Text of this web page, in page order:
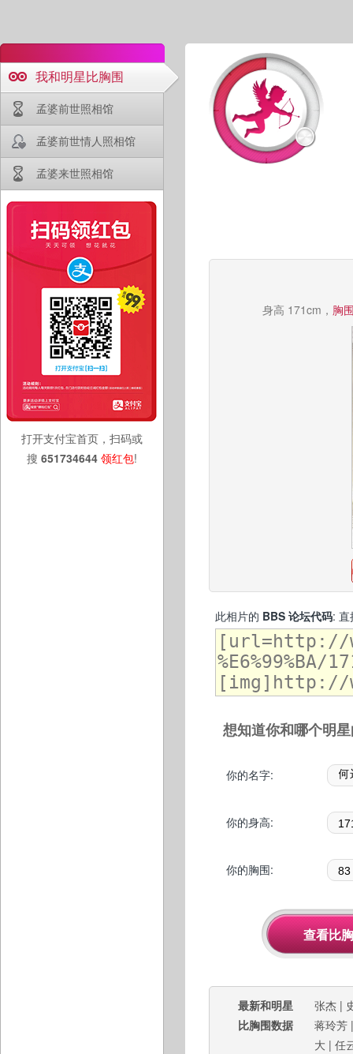
我和明星比胸围
孟婆前世照相馆
孟婆前世情人照相馆
孟婆来世照相馆
打开支付宝首页，扫码或
搜 651734644 领红包!
身高 171cm， 胸
此相片的 BBS 论坛代码: 直
想知道你和哪个明
你的名字:
你的身高:
你的胸围:
最新和明星
比胸围数据
张杰 |
蒋玲芳
大 | 任